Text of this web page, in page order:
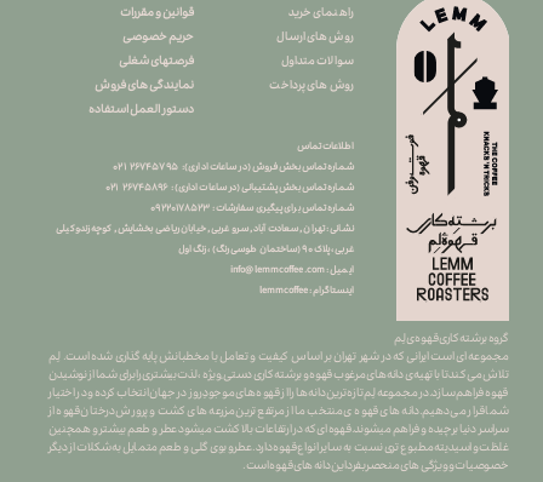
گروه برشته کاری قهوه ی لِم
​​​​​​​مجموعه ای است ایرانی که در شهر تهران بر اساس کیفیت و تعامل با مخطبانش پایه گذاری شده است. لِم
تلاش می کند تا با تهیه ی دانه های مرغوب قهوه و برشته کاری دستی ِ ویژه ، لذت بیشتری را برای شما از نوشیدن
قهوه فراهم سازد.در مجموعه لِم تازه ترین دانه ها را از قهوه های موجودِ روز در جهان انتخاب کرده و در اختیار
شما قرار می دهیم.دانه های قهوه ی منتخب ما از مرتفع ترین مزرعه های کشت و پرورش درختان قهوه از
سراسر دنیا برچیده و فراهم میشوند.قهوه ای که در ارتفاعات بالا کشت میشود عطر و طعم بیشتر و همچنین
غلظت و اسیدیته مطبوع تری نسبت به سایر انواع قهوه دارد.عطرو بوی گلی و طعم متمایل به شکلات از دیگر
خصوصیات و ویژگی های منحصربفرد این دانه های قهوه است.
راهنمای خرید
روش های ارسال
سوالات متداول
روش های پرداخت
قوانین و مقررات
حریم خصوصی
فرصتهای شغلی
نمایندگی های فروش
دستور العمل استفاده
اطلاعات تماس
شماره تماس بخش فروش (در ساعات اداری): ۲۶۷۴۵۷۹۵ ۰۲۱
شماره تماس بخش پشتیبانی (در ساعات اداری) : ۲۶۷۴۵۸۹۶ ۰۲۱
شماره تماس برای پیگیری سفارشات : ۰۹۲۲۰۱۷۸۵۲۳
نشانی : تهران , سعادت آباد , سرو غربی , خیابان ریاضی بخشایش , کوچه زندوکیلی
غربی ، پلاک ۹۰ (ساختمان طوسی رنگ) ، زنگ اول
info@lemmcoffee.com : ایمیل
lemmcoffee : اینستاگرام